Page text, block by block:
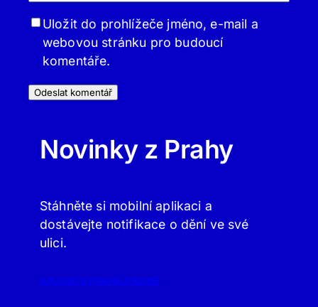
Uložit do prohlížeče jméno, e-mail a
webovou stránku pro budoucí
komentáře.
Novinky z Prahy
Stáhněte si mobilní aplikaci a
dostávejte notifikace o dění ve své
ulici.
APLIKACE PRAHA.ONLINE